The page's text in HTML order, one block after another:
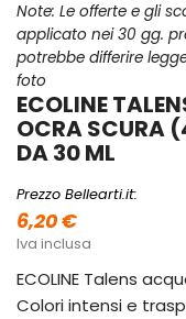
Note: Le offerte e gli
applicato nei 30 gg.
potrebbe differire
foto
ECOLINE
OCRA SCURA
DA 30 ML
Prezzo Bellearti.it:
6,20 €
Iva inclusa
ECOLINE Talens
Colori intensi e